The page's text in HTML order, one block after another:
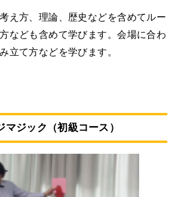
え方、理論、歴史などを含めてルー
なども含めて学びます。会場に合わ
立て方などを学びます。
ジック（初級コース）